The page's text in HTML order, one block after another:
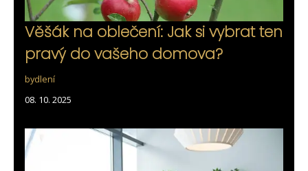
Věšák na oblečení: Jak si vybrat ten
pravý do vašeho domova?
bydlení
08. 10. 2025